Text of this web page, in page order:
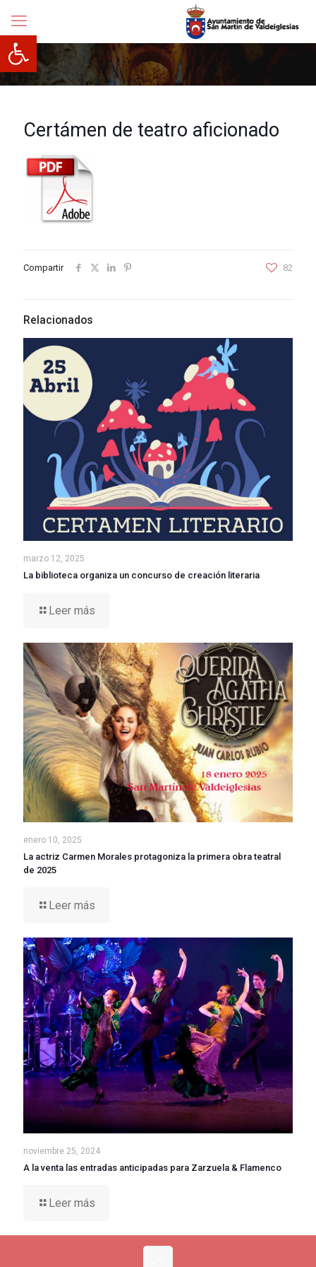
Abrir barra de herramientas
Certámen de teatro aficionado
Compartir 82
Relacionados
marzo 12, 2025
La biblioteca organiza un concurso de creación literaria
Leer más
enero 10, 2025
La actriz Carmen Morales protagoniza la primera obra teatral
de 2025
Leer más
noviembre 25, 2024
A la venta las entradas anticipadas para Zarzuela & Flamenco
Leer más